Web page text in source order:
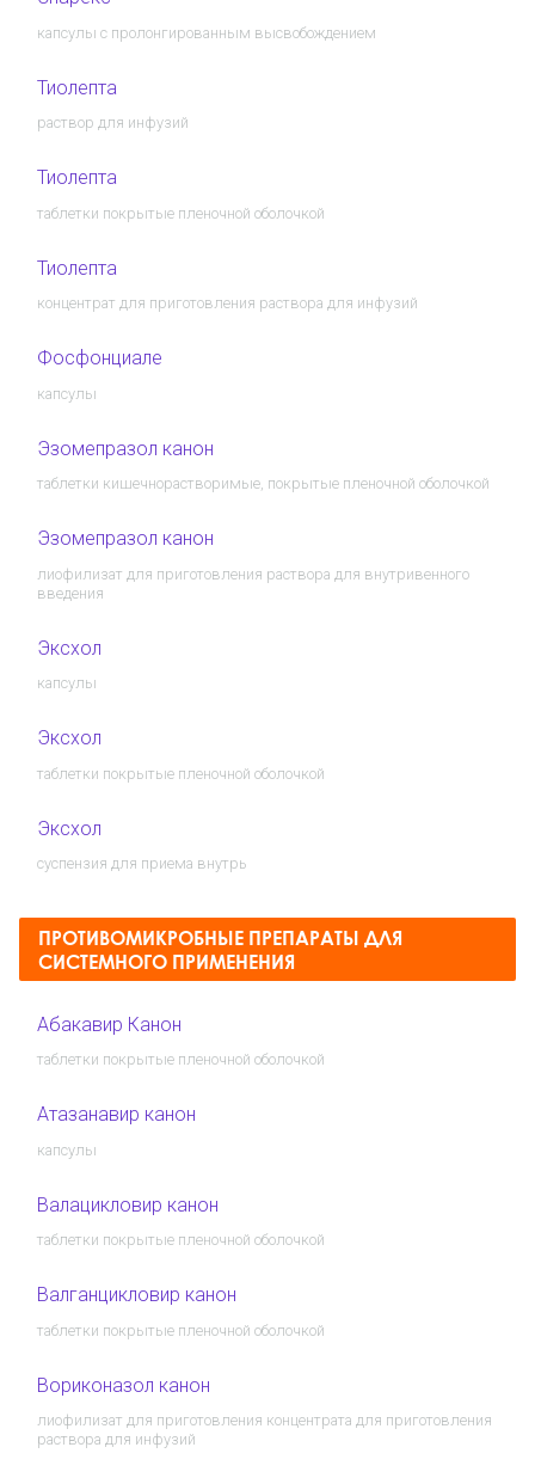
капсулы с пролонгированным высвобождением
Тиолепта
раствор для инфузий
Тиолепта
таблетки покрытые пленочной оболочкой
Тиолепта
концентрат для приготовления раствора для инфузий
Фосфонциале
капсулы
Эзомепразол канон
таблетки кишечнорастворимые, покрытые пленочной оболочкой
Эзомепразол канон
лиофилизат для приготовления раствора для внутривенного
введения
Эксхол
капсулы
Эксхол
таблетки покрытые пленочной оболочкой
Эксхол
суспензия для приема внутрь
ПРОТИВОМИКРОБНЫЕ ПРЕПАРАТЫ ДЛЯ
СИСТЕМНОГО ПРИМЕНЕНИЯ
Абакавир Канон
таблетки покрытые пленочной оболочкой
Атазанавир канон
капсулы
Валацикловир канон
таблетки покрытые пленочной оболочкой
Валганцикловир канон
таблетки покрытые пленочной оболочкой
Вориконазол канон
лиофилизат для приготовления концентрата для приготовления
раствора для инфузий